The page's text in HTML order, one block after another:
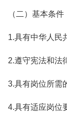
（二）基本条件
1.具有中华人民
2.遵守宪法和法
3.具有岗位所需
4.具有适应岗位